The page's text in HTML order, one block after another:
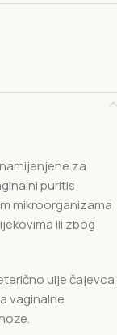
za
puritis
mikroorganizama
ili zbog
ulje čajevca
vaginalne